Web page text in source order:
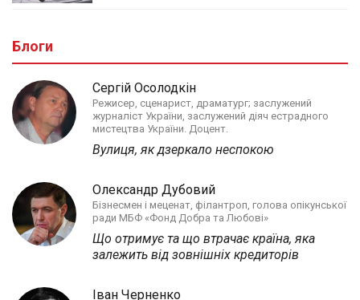
Блоги
Сергій Осолодкін
Режисер, сценарист, драматург; заслужений
журналіст України, заслужений діяч естрадного
мистецтва України. Доцент.
Вулиця, як дзеркало неспокою
Олександр Дубовий
Бізнесмен і меценат, філантроп, голова опікунської
ради МБФ «Фонд Добра та Любові»
Що отримує та що втрачає країна, яка
залежить від зовнішніх кредиторів
Іван Черненко